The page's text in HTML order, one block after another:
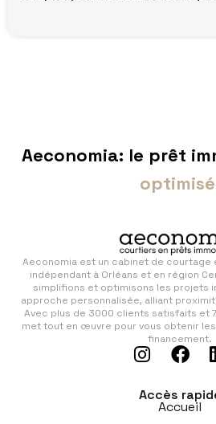
Aeconomia: le prêt
optimisé
Aeconomia est un cabinet de courtage
indépendant à Orléans et en région
simplifions et optimisons les projets
approche personnalisée, alliant
Avec plus de 3000 clients satisfaits et
met tout en œuvre pour vous obtenir
financement.
Accès
Accueil